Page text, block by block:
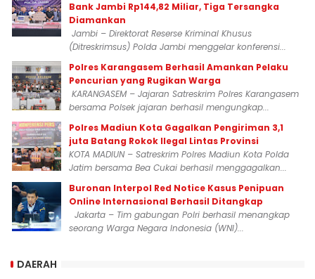
Bank Jambi Rp144,82 Miliar, Tiga Tersangka
Diamankan
Jambi – Direktorat Reserse Kriminal Khusus
(Ditreskrimsus) Polda Jambi menggelar konferensi...
Polres Karangasem Berhasil Amankan Pelaku
Pencurian yang Rugikan Warga
KARANGASEM – Jajaran Satreskrim Polres Karangasem
bersama Polsek jajaran berhasil mengungkap...
Polres Madiun Kota Gagalkan Pengiriman 3,1
juta Batang Rokok Ilegal Lintas Provinsi
KOTA MADIUN – Satreskrim Polres Madiun Kota Polda
Jatim bersama Bea Cukai berhasil menggagalkan...
Buronan Interpol Red Notice Kasus Penipuan
Online Internasional Berhasil Ditangkap
Jakarta – Tim gabungan Polri berhasil menangkap
seorang Warga Negara Indonesia (WNI)...
DAERAH